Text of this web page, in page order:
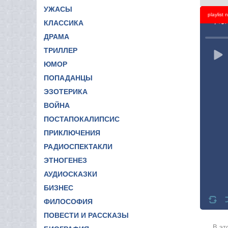
УЖАСЫ
КЛАССИКА
ДРАМА
ТРИЛЛЕР
ЮМОР
ПОПАДАНЦЫ
ЭЗОТЕРИКА
ВОЙНА
ПОСТАПОКАЛИПСИС
ПРИКЛЮЧЕНИЯ
РАДИОСПЕКТАКЛИ
ЭТНОГЕНЕЗ
АУДИОСКАЗКИ
БИЗНЕС
ФИЛОСОФИЯ
ПОВЕСТИ И РАССКАЗЫ
playlist